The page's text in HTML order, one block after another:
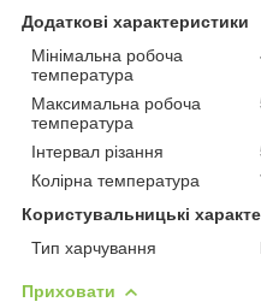
Додаткові характеристики
Мінімальна робоча
температура
Максимальна робоча
температура
Інтервал різання
Колірна температура
Користувальницькі
Тип харчування
Приховати